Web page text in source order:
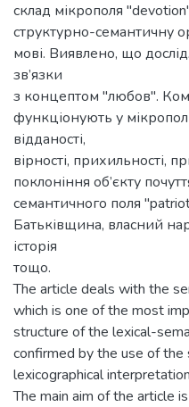
склад мікрополя
структурно-семантичну
мові. Виявлено, що
зв’язки
з концептом "любов".
функціонують у
відданості,
вірності, прихильності,
поклоніння об’єкту
семантичного поля
Батьківщина, власний
історія
тощо.
The article deals with the
which is one of the most
structure of the lexical-
confirmed by the use of the
lexicographical
The main aim of the article